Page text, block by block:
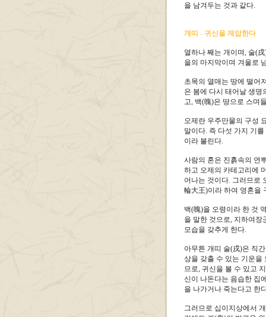
을 남겨두는 것과 같다.
개띠 - 귀신을 제압한다
열하나 째는 개이며, 술(
을의 마지막이며 겨울로
초목의 열매는 땅에 떨어
은 봄에 다시 태어날 생
고, 백(魄)은 땅으로 스며
오제란 우주만물의 구성
말이다. 즉 다섯 가지 기
이라 불린다.
사람의 혼은 진흙속의 연
하고 오제의 카테고리에
어나는 것이다. 그러므로
輪大王)이라 하여 영혼을
백(魄)을 오령이라 한 것
을 말한 것으로, 지하여
모습을 갖추게 한다.
아무튼 개띠 술(戌)은 직
상을 갖출 수 있는 기운을
므로, 귀신을 볼 수 있고
신이 나돈다는 음습한 집
을 나가거나 죽는다고 한
그러므로 십이지상에서